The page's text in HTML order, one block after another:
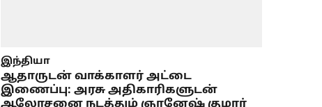
இந்தியா
ஆதாருடன் வாக்காளர் அட்டை
இணைப்பு: அரசு அதிகாரிகளுடன்